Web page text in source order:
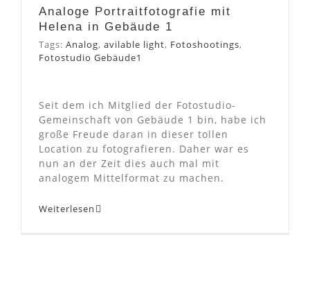
Analoge Portraitfotografie mit
Helena in Gebäude 1
Tags: Analog, avilable light, Fotoshootings,
Fotostudio Gebäude1
Seit dem ich Mitglied der Fotostudio-
Gemeinschaft von Gebäude 1 bin, habe ich
große Freude daran in dieser tollen
Location zu fotografieren. Daher war es
nun an der Zeit dies auch mal mit
analogem Mittelformat zu machen.
Weiterlesen